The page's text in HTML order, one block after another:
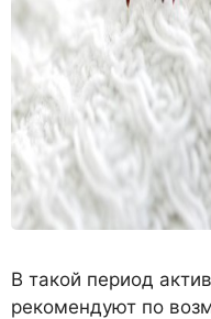
В такой период
рекомендуют по